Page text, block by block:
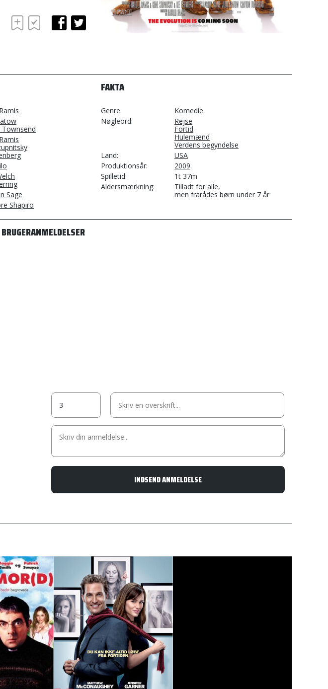
Townsend
Sage
Shapiro
FAKTA
Genre
Komedie
Nøgleord
Rejse
Fortid
Hulemænd
Verdens begyndelse
Land
USA
Produktionsår
2009
Spilletid
1t 37m
Aldersmærkning
Tilladt for alle,
men frarådes børn under 7 år
BRUGERANMELDELSER